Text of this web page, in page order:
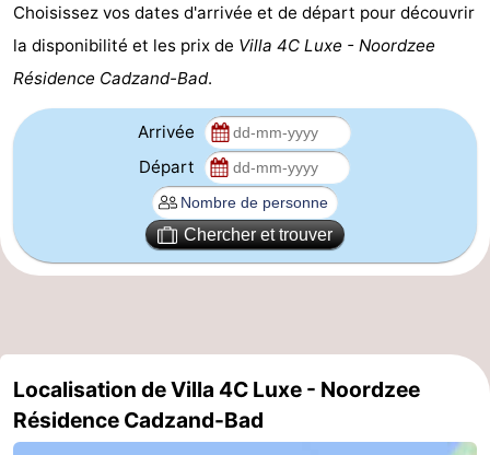
Domburg
-
Vlaanderen
-
Sluis
-
Cadzand-
-
Choisissez vos dates d'arrivée et de départ pour découvrir
la disponibilité et les prix de Villa 4C Luxe - Noordzee
Résidence Cadzand-Bad.
Arrivée
Départ
Chercher et trouver
Localisation de Villa 4C Luxe - Noordzee
Résidence Cadzand-Bad